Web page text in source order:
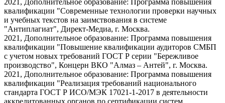
2021, Дополнительное образование: Программа повышения
квалификации "Современные технологии проверки научных
и учебных текстов на заимствования в системе
"Антиплагиат", Директ-Медиа, г. Москва.
2021, Дополнительное образование: Программа повышения
квалификации "Повышение квалификации аудиторов СМБП
с учетом новых требований ГОСТ Р серии "Бережливое
производство", Концерн ВКО "Алмаз – Антей", г. Москва.
2021, Дополнительное образование: Программа повышения
квалификации "Реализация требований национального
стандарта ГОСТ Р ИСО/МЭК 17021-1-2017 в деятельности
аккредитованных органов по сертификации систем